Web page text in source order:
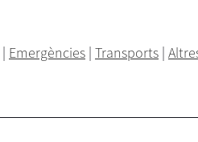
| Emergències | Transports |